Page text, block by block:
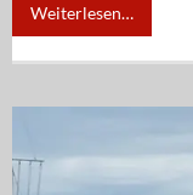
Weiterlesen…